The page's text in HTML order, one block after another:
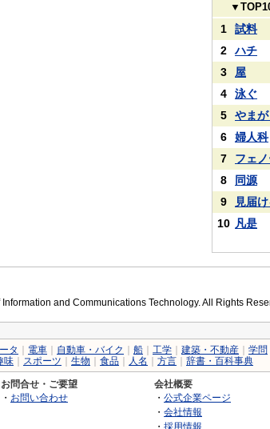
▼
1
試料
2
ハチ
3
屋
4
泳ぐ
5
やまが
6
婦人科
7
フェ
8
同源
9
見届
10 凡是
and Communications Technology. All Rights
タ 電車 自動車・バイク 船 工学 建築・不動産
学問
味 スポーツ 生物 食品 人名 方言 辞書・百科事典
お問合せ・ご要望
・ お問い合わせ
会社概要
・ 公式企業ページ
・ 会社情報
・ 採用情報